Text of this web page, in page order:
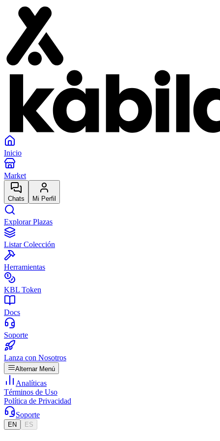
Inicio
Market
Chats Mi Perfil
Explorar Plazas
Listar Colección
Herramientas
KBL Token
Docs
Soporte
Lanza con Nosotros
Alternar Menú
Analíticas
Términos de Uso
Política de Privacidad
Soporte
EN ES